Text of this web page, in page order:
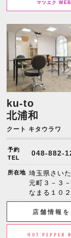
マツエク
ku-to
北浦和
クート キタウラワ
予約
TEL
048-882-
所在地 埼玉県さい
元町３－３
なまる１０
店舗情報を
HOT PEPPER